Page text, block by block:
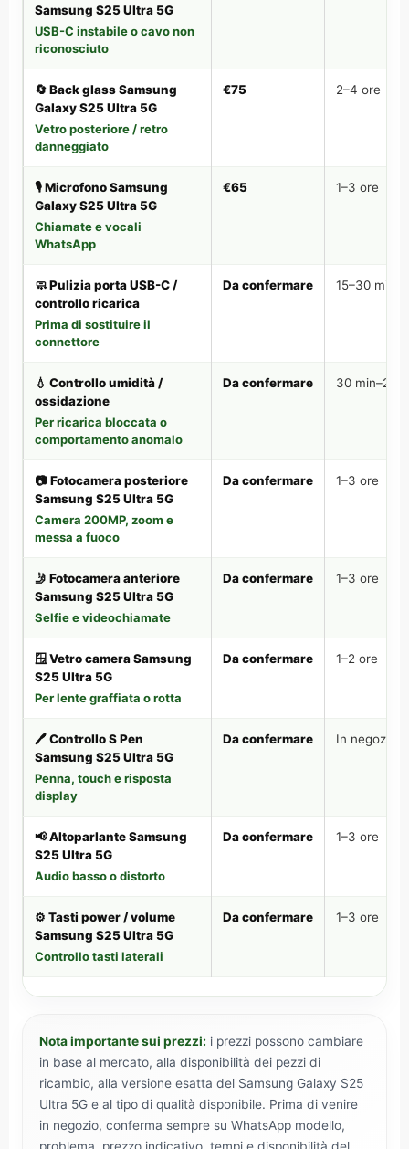
Samsung S25 Ultra 5G
USB-C instabile o cavo non
riconosciuto
🔄 Back glass Samsung
Galaxy S25 Ultra 5G
Vetro posteriore / retro
danneggiato
€75 2–4 ore
🎙️ Microfono Samsung
Galaxy S25 Ultra 5G
Chiamate e vocali
WhatsApp
€65 1–3 ore
🧼 Pulizia porta USB-C /
controllo ricarica
Prima di sostituire il
connettore
Da confermare 15–30 min
💧 Controllo umidità /
ossidazione
Per ricarica bloccata o
comportamento anomalo
Da confermare 30 min–2
📷 Fotocamera posteriore
Samsung S25 Ultra 5G
Camera 200MP, zoom e
messa a fuoco
Da confermare 1–3 ore
🤳 Fotocamera anteriore
Samsung S25 Ultra 5G
Selfie e videochiamate
Da confermare 1–3 ore
🪟 Vetro camera Samsung
S25 Ultra 5G
Per lente graffiata o rotta
Da confermare 1–2 ore
🖊️ Controllo S Pen
Samsung S25 Ultra 5G
Penna, touch e risposta
display
Da confermare In negozio
📢 Altoparlante Samsung
S25 Ultra 5G
Audio basso o distorto
Da confermare 1–3 ore
⚙️ Tasti power / volume
Samsung S25 Ultra 5G
Controllo tasti laterali
Da confermare 1–3 ore
Nota importante sui prezzi: i prezzi possono cambiare
in base al mercato, alla disponibilità dei pezzi di
ricambio, alla versione esatta del Samsung Galaxy S25
Ultra 5G e al tipo di qualità disponibile. Prima di venire
in negozio, conferma sempre su WhatsApp modello,